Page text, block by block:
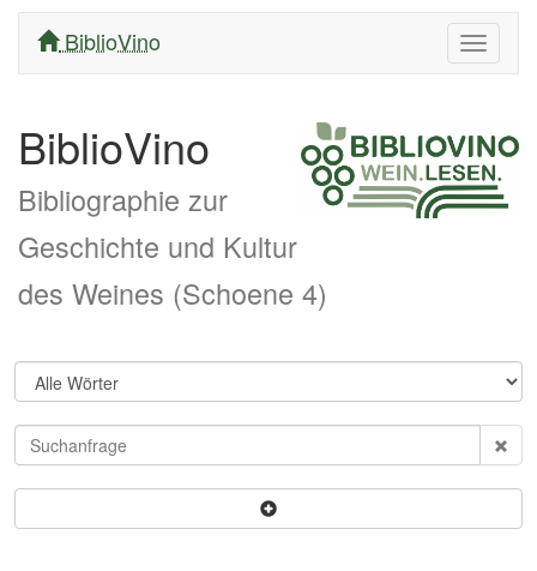
ein/
BiblioVino
BiblioVino
Bibliographie zur
Geschichte und Kultur
des Weines (Schoene 4)